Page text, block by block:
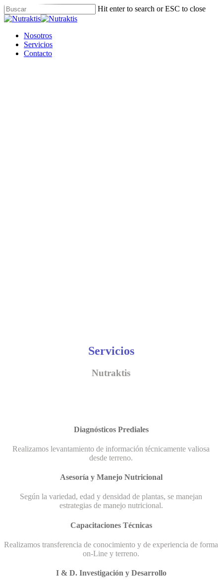
Skip
to
content
Hit enter to search or ESC to close
Close
Menu
Nosotros
Servicios
Contacto
Servicios
Nutraktis
Diagnósticos Prediales
Realizamos levantamiento de información técnicamente valiosa
desde terreno.
Asesoría y Manejo Nutricional
Según la variedad, edad y densidad de plantas, se manejan
estrategias de manejo nutricional.
Capacitaciones Técnicas
Realizamos transferencia de conocimiento y de experiencia de forma
on-Line y terreno.
I & D. Investigación y Desarrollo